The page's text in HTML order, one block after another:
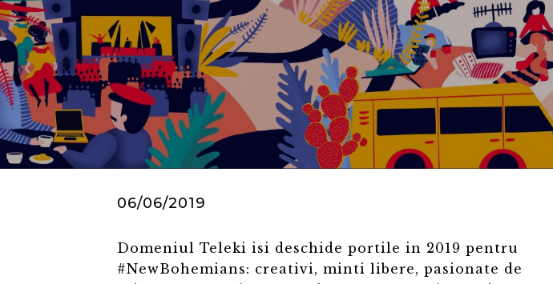
06/06/2019
Domeniul Teleki isi deschide portile in 2019 pentru
#NewBohemians: creativi, minti libere, pasionate de